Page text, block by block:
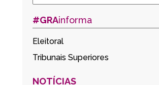
#GRAinforma
Eleitoral
Tribunais Superiores
NOTÍCIAS